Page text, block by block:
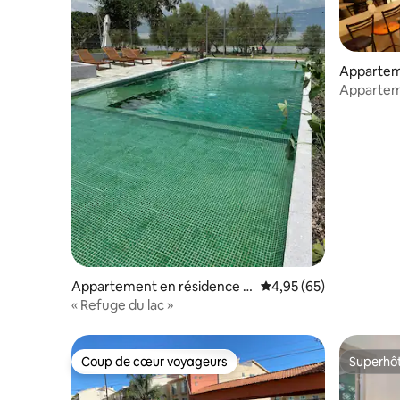
Appartement en résidence ⋅
San Cristóbal Zapotitlán
Évaluation moyenne
4,95 (65)
« Refuge du lac »
Coup de cœur voyageurs
Coup de cœur voyageurs